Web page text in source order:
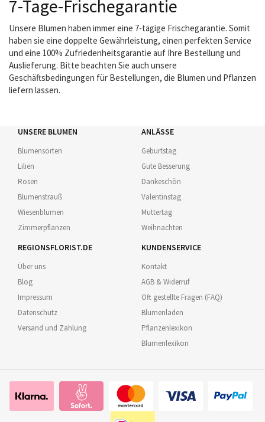
7-Tage-Frischegarantie
Unsere Blumen haben immer eine 7-tägige Frischegarantie. Somit
haben sie eine doppelte Gewährleistung, einen perfekten Service
und eine 100% Zufriedenheitsgarantie auf Ihre Bestellung und
Auslieferung. Bitte beachten Sie auch unsere
Geschäftsbedingungen für Bestellungen, die Blumen und Pflanzen
liefern lassen.
UNSERE BLUMEN
Blumensorten
Lilien
Rosen
Blumenstrauß
Wiesenblumen
Zimmerpflanzen
ANLÄSSE
Geburtstag
Gute Besserung
Dankeschön
Valentinstag
Muttertag
Weihnachten
REGIONSFLORIST.DE
Über uns
Blog
Impressum
Datenschutz
Versand und Zahlung
KUNDENSERVICE
Kontakt
AGB & Widerruf
Oft gestellte Fragen (FAQ)
Blumenladen
Pflanzenlexikon
Blumenlexikon